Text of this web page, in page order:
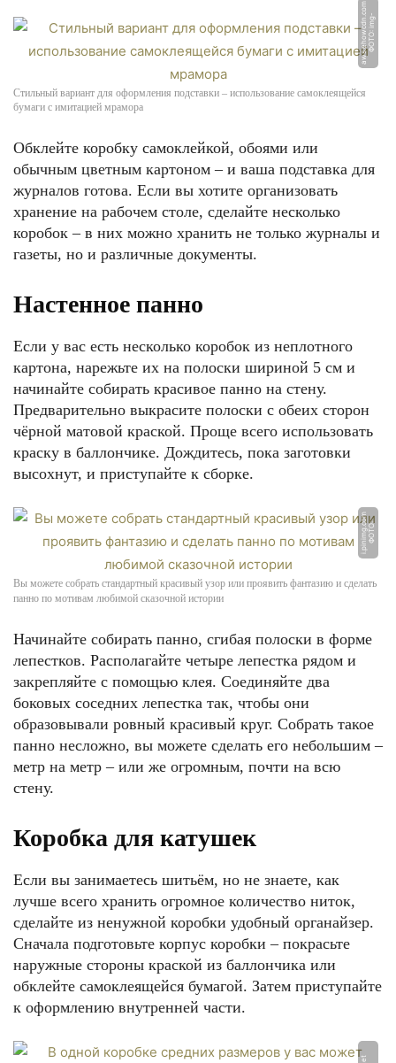
Ф
О
Т
О: i
m
g
-
a
w
s.
e
h
o
w
c
d
n.
c
o
m
Стильный вариант для оформления подставки – использование самоклеящейся
бумаги с имитацией мрамора
Обклейте коробку самоклейкой, обоями или
обычным цветным картоном – и ваша подставка для
журналов готова. Если вы хотите организовать
хранение на рабочем столе, сделайте несколько
коробок – в них можно хранить не только журналы и
газеты, но и различные документы.
Настенное панно
Если у вас есть несколько коробок из неплотного
картона, нарежьте их на полоски шириной 5 см и
начинайте собирать красивое панно на стену.
Предварительно выкрасите полоски с обеих сторон
чёрной матовой краской. Проще всего использовать
краску в баллончике. Дождитесь, пока заготовки
высохнут, и приступайте к сборке.
Ф
О
Т
О:
i.
pi
ni
m
g.
c
o
m
Вы можете собрать стандартный красивый узор или проявить фантазию и сделать
панно по мотивам любимой сказочной истории
Начинайте собирать панно, сгибая полоски в форме
лепестков. Располагайте четыре лепестка рядом и
закрепляйте с помощью клея. Соединяйте два
боковых соседних лепестка так, чтобы они
образовывали ровный красивый круг. Собрать такое
панно несложно, вы можете сделать его небольшим –
метр на метр – или же огромным, почти на всю
стену.
Коробка для катушек
Если вы занимаетесь шитьём, но не знаете, как
лучше всего хранить огромное количество ниток,
сделайте из ненужной коробки удобный органайзер.
Сначала подготовьте корпус коробки – покрасьте
наружные стороны краской из баллончика или
обклейте самоклеящейся бумагой. Затем приступайте
к оформлению внутренней части.